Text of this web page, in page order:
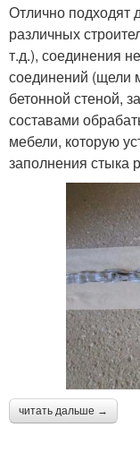
Отлично подходят
различных
т.д.), соединения
соединений (щели
бетонной стеной,
составами
мебели, которую
заполнения стыка
читать дальше →